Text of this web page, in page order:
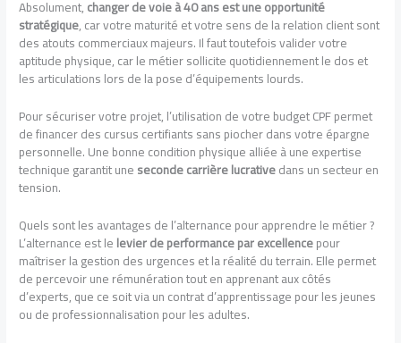
Absolument,changer de voie à 40 ans est une opportunité
stratégique, car votre maturité et votre sens de la relation client sont
des atouts commerciaux majeurs. Il faut toutefois valider votre
aptitude physique, car le métier sollicite quotidiennement le dos et
les articulations lors de la pose d’équipements lourds.
Pour sécuriser votre projet, l’utilisation de votre budget CPF permet
de financer des cursus certifiants sans piocher dans votre épargne
personnelle. Une bonne condition physique alliée à une expertise
technique garantit uneseconde carrière lucrativedans un secteur en
tension.
Quels sont les avantages de l’alternance pour apprendre le métier ?
L’alternance est lelevier de performance par excellencepour
maîtriser la gestion des urgences et la réalité du terrain. Elle permet
de percevoir une rémunération tout en apprenant aux côtés
d’experts, que ce soit via un contrat d’apprentissage pour les jeunes
ou de professionnalisation pour les adultes.